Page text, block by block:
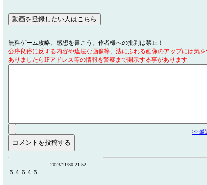
無料ゲーム攻略、感想を書こう。作者様への批判は禁止！
公序良俗に反する内容や違法な画像等、法にふれる画像のアップには気
ありましたらIPアドレス等の情報を警察まで開示する事があります
>>最
2023/11/30 21:52
５４６４５